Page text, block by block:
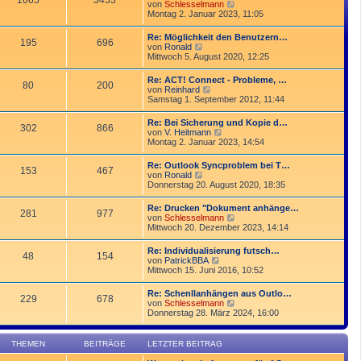
r
a
g
B
e
i
t
a
g
von Schlesselmann
e
e
s
t
e
r
B
i
t
r
a
g
Montag 2. Januar 2023, 11:05
195 696
Re: Möglichkeit den Benutzern…
von Ronald
e
s
t
e
r
B
e
i
t
r
a
g
Mittwoch 5. August 2020, 12:25
80 200
Re: ACT! Connect - Probleme, …
von Reinhard
e
s
e
r
B
i
t
r
a
g
Samstag 1. September 2012, 11:44
302 866
Re: Bei Sicherung und Kopie d…
von V. Heitmann
e
s
e
r
B
e
i
t
r
a
g
Montag 2. Januar 2023, 14:54
153 467
Re: Outlook Syncproblem bei T…
von Ronald
e
e
s
t
e
r
B
e
i
t
r
a
g
Donnerstag 20. August 2020, 18:35
281 977
Re: Drucken "Dokument anhänge…
von Schlesselmann
e
s
t
e
r
B
i
t
r
g
Mittwoch 20. Dezember 2023, 14:14
48 154
Re: Individualisierung futsch…
von PatrickBBA
e
s
t
e
r
B
e
i
Mittwoch 15. Juni 2016, 10:52
229 678
Re: Schenllanhängen aus Outlo…
von Schlesselmann
e
e
Donnerstag 28. März 2024, 16:00
THEMEN BEITRÄGE LETZTER BEITRAG